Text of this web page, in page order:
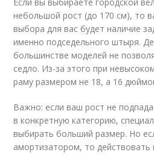
небольшой рост (до 170 см), то
выбора для вас будет наличие
именно подседельного штыря.
большинстве моделей не
седло. Из-за этого при
раму размером не 18, а 16
Важно: если ваш рост не
в конкретную категорию,
выбирать больший размер. Но
амортизатором, то